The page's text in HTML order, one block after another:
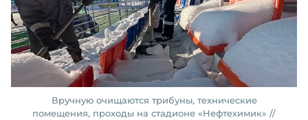
Вручную очищаются трибуны, технические
помещения, проходы на стадионе «Нефтехимик» //